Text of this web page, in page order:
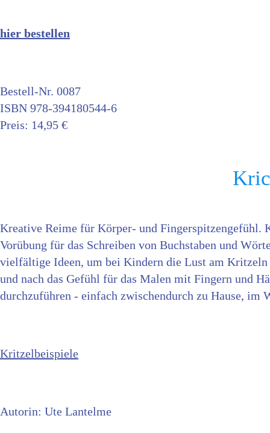
hier bestellen
Bestell-Nr. 0087
ISBN 978-394180544-6
Preis: 14,95 €
Kreative Reime für Körper- und Fingerspitzengefühl.
Vorübung für das Schreiben von Buchstaben und
vielfältige Ideen, um bei Kindern die Lust am
und nach das Gefühl für das Malen mit Fingern und
durchzuführen - einfach zwischendurch zu Hause, im
Kritzelbeispiele
Autorin: Ute Lantelme